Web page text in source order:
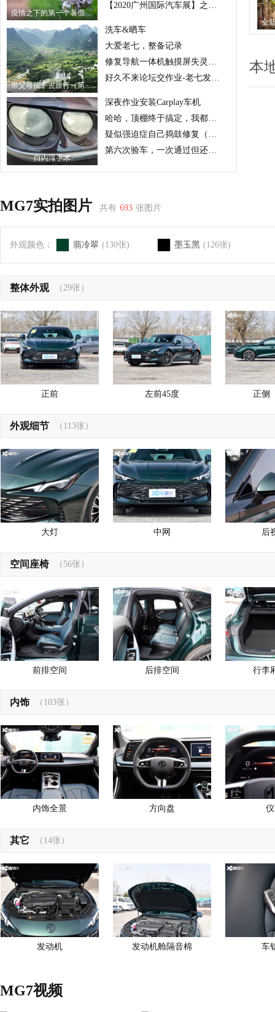
疫情之下的第一个暑假——烟台回眸
【2020广州国际汽车展】之MG5
带父母孩子去旅行（第6站）——崇左秘境
洗车&晒车
大爱老七，整备记录
修复导航一体机触摸屏失灵问题
好久不来论坛交作业-老七发动机活塞碎了，大修后重又上路
白内障手术
深夜作业安装Carplay车机
哈哈，顶棚终于搞定，我都佩服我寄几
疑似强迫症自己捣鼓修复（更换）花屏
第六次验车，一次通过但还是读出不少故障码
本
MG7实拍图片 共有 693 张图片
外观颜色： 翡冷翠 (130张) 墨玉黑 (126张)
整体外观 （29张）
正前 左前45度 正侧
外观细节 （113张）
大灯 中网 后
空间座椅 （56张）
前排空间 后排空间 行李
内饰 （103张）
内饰全景 方向盘
其它 （14张）
发动机 发动机舱隔音棉 车
MG7视频